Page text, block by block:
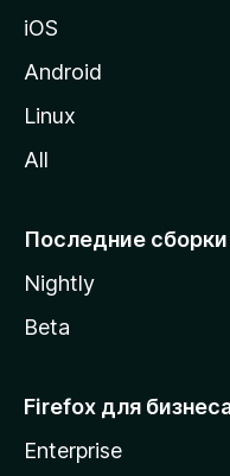
у
M
i
l
iOS
Android
Linux
All
Последние сборки
Nightly
Beta
Firefox для
Enterprise